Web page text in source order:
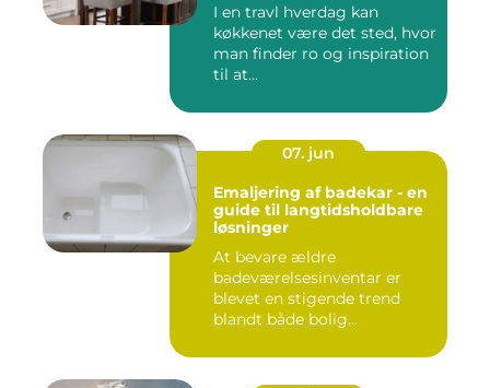
I en travl hverdag kan
køkkenet være det sted, hvor
man finder ro og inspiration
til at...
07. jun
Emaljering af badekar - en
guide til langtidsholdbare
løsninger
At bevare ældre
badeværelsesinventar er
blevet en stigende trend
blandt både bolig...